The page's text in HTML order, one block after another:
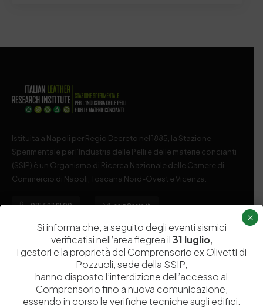
Istituita a Napoli per Regio Decreto nel 1885, la Stazione
Sperimentale per l’Industria delle Pelli e delle materie concianti
(SSIP) è un Organismo di Ricerca Nazionale delle Camere di
Commercio di Napoli, Toscana Nord-Ovest e Vicenza.
081 597 91 00 ssip@ssip.it
Ricerca e Sviluppo
Formazione
Laboratori
Dipartimenti di ricerca
Biblioteca
Politecnico del Cuoio
Si informa che, a seguito degli eventi sismici
verificatisi nell’area flegrea il31 luglio,
i gestori e la proprietà del Comprensorio ex Olivetti di
Pozzuoli, sede della SSIP,
hanno disposto l’interdizione dell’accesso al
Comprensorio fino a nuova comunicazione,
essendo in corso le verifiche tecniche sugli edifici.
×